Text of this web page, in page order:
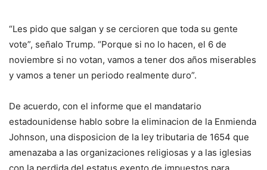
“Les pido que salgan y se cercioren que toda su gente
vote”, señalo Trump. “Porque si no lo hacen, el 6 de
noviembre si no votan, vamos a tener dos años miserables
y vamos a tener un periodo realmente duro”.
De acuerdo, con el informe que el mandatario
estadounidense hablo sobre la eliminacion de la Enmienda
Johnson, una disposicion de la ley tributaria de 1654 que
amenazaba a las organizaciones religiosas y a las iglesias